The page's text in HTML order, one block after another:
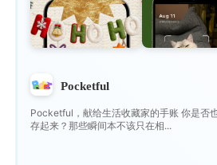
Pocketful
Pocketful，献给生活收藏家的手账 你是否
存起来？那些瞬间本不该只在相...